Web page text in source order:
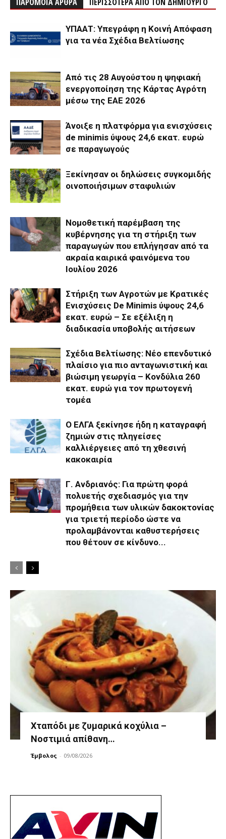
ΥΠΑΑΤ: Υπεγράφη η Κοινή Απόφαση
για τα νέα Σχέδια Βελτίωσης
Από τις 28 Αυγούστου η ψηφιακή
ενεργοποίηση της Κάρτας Αγρότη
μέσω της ΕΑΕ 2026
Άνοιξε η πλατφόρμα για ενισχύσεις
de minimis ύψους 24,6 εκατ. ευρώ
σε παραγωγούς
Ξεκίνησαν οι δηλώσεις συγκομιδής
οινοποιήσιμων σταφυλιών
Νομοθετική παρέμβαση της
κυβέρνησης για τη στήριξη των
παραγωγών που επλήγησαν από τα
ακραία καιρικά φαινόμενα του
Ιουλίου 2026
Στήριξη των Αγροτών με Κρατικές
Ενισχύσεις De Minimis ύψους 24,6
εκατ. ευρώ – Σε εξέλιξη η
διαδικασία υποβολής αιτήσεων
Σχέδια Βελτίωσης: Νέο επενδυτικό
πλαίσιο για πιο ανταγωνιστική και
βιώσιμη γεωργία – Κονδύλια 260
εκατ. ευρώ για τον πρωτογενή
τομέα
Ο ΕΛΓΑ ξεκίνησε ήδη η καταγραφή
ζημιών στις πληγείσες
καλλιέργειες από τη χθεσινή
κακοκαιρία
Γ. Ανδριανός: Για πρώτη φορά
πολυετής σχεδιασμός για την
προμήθεια των υλικών δακοκτονίας
για τριετή περίοδο ώστε να
προλαμβάνονται καθυστερήσεις
που θέτουν σε κίνδυνο...
Χταπόδι με ζυμαρικά κοχύλια –
Νοστιμιά απίθανη…
Έμβολος - 09/08/2026